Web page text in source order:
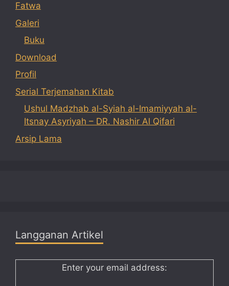
Fatwa
Galeri
Buku
Download
Profil
Serial Terjemahan Kitab
Ushul Madzhab al-Syiah al-Imamiyyah al-
Itsnay Asyriyah – DR. Nashir Al Qifari
Arsip Lama
Langganan Artikel
Enter your email address: